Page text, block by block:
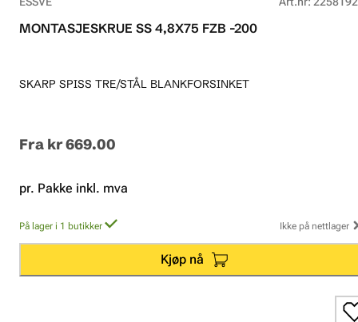
MONTASJESKRUE SS 4,8X75 FZB -200
SKARP SPISS TRE/STÅL BLANKFORSINKET
Fra kr 669.00
pr. Pakke inkl. mva
På lager i 1 butikker Ikke på nettlager
Kjøp nå